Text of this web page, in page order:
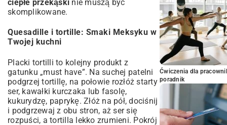
ciepłe przekąski nie muszą być
skomplikowane.
Quesadille i tortille: Smaki Meksyku w
Twojej kuchni
Placki tortilli to kolejny produkt z
gatunku „must have”. Na suchej patelni
podgrzej tortillę, na połowie rozłóż starty
ser, kawałki kurczaka lub fasolę,
kukurydzę, paprykę. Złóż na pół, dociśnij
i podgrzewaj z obu stron, aż ser się
rozpuści, a tortilla lekko zrumieni. Pokrój
Ćwiczenia dla
poradnik